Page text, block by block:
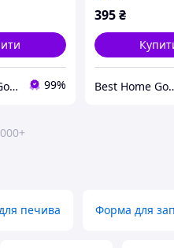
Best Home Goods - "Кращі товари для дому, подарунки, дрібниці" 99%
см
395 ₴
Best Home Goods - "Кращі
печива Форма для